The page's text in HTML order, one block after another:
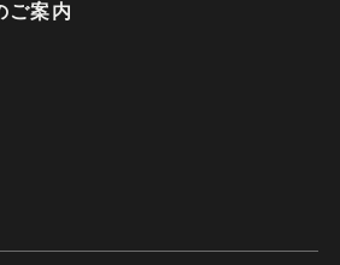
ご案内